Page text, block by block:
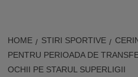
HOME STIRI SPORTIVE
PENTRU PERIOADA DE
OCHII PE STARUL SUPERLIGII